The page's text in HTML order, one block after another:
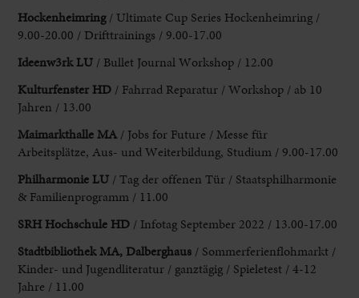
Hockenheimring/ Ultimate Cup Series Hockenheimring /
9.00-20.00 / Drifttrainings / 9.00-17.00
Ideenw3rk LU / Bullet Journal Workshop / 12.00
Kulturfenster HD / Fahrrad Reparatur / Workshop / ab 10
Jahren / 13.00
Maimarkthalle MA / Jobs for Future / Messe für
Arbeitsplätze, Aus- und Weiterbildung, Studium / 9.00-17.00
Philharmonie LU / Tag der offenen Tür / Staatsphilharmonie
& Familienprogramm / 11.00
SRH Hochschule HD / Infotag September 2022 / 13.00-17.00
Stadtbibliothek MA, Dalberghaus / Sommerferienflohmarkt /
Kinder- und Jugendliteratur / ganztägig / Spieletest / 4-12
Jahre / 11.00